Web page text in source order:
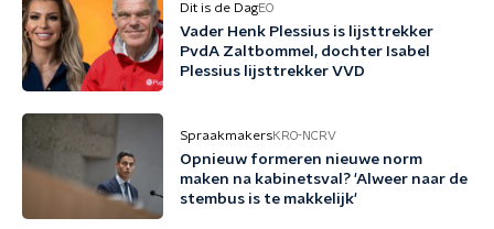
Dit is de DagEO
Vader Henk Plessius is lijsttrekker
PvdA Zaltbommel, dochter Isabel
Plessius lijsttrekker VVD
SpraakmakersKRO-NCRV
Opnieuw formeren nieuwe norm
maken na kabinetsval? 'Alweer naar de
stembus is te makkelijk'